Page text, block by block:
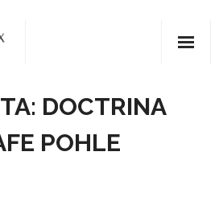
DOCTRINA
POHLE